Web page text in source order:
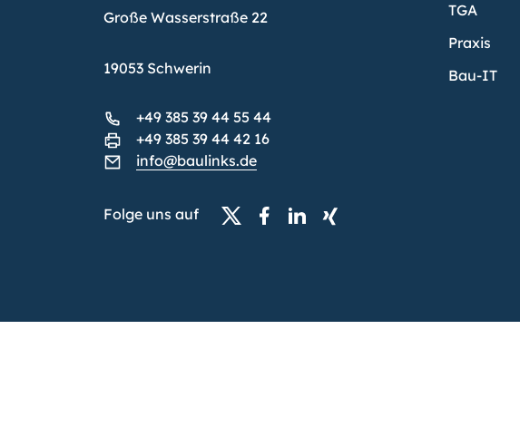
Große Wasserstraße 22
19053 Schwerin
+49 385 39 44 55 44
+49 385 39 44 42 16
info@baulinks.de
Folge uns auf
TGA
Praxis
Bau-IT